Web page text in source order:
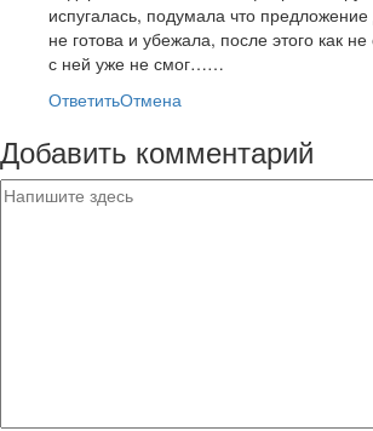
испугалась, подумала что
не готова и убежала, после этого как не
с ней уже не смог……
ОтветитьОтмена
Добавить комментарий